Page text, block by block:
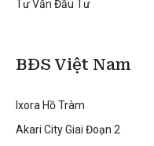
Tư Vấn Đầu Tư
BĐS Việt Nam
Ixora Hồ Tràm
Akari City Giai Đoạn 2